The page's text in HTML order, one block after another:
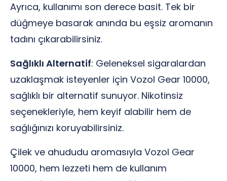
Ayrıca, kullanımı son derece basit. Tek bir
düğmeye basarak anında bu eşsiz aromanın
tadını çıkarabilirsiniz.
Sağlıklı Alternatif: Geleneksel sigaralardan
uzaklaşmak isteyenler için Vozol Gear 10000,
sağlıklı bir alternatif sunuyor. Nikotinsiz
seçenekleriyle, hem keyif alabilir hem de
sağlığınızı koruyabilirsiniz.
Çilek ve ahududu aromasıyla Vozol Gear
10000, hem lezzeti hem de kullanım